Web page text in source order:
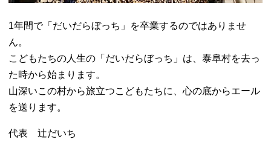
1年間で「だいだらぼっち」を卒業するのではありませ
ん。
こどもたちの人生の「だいだらぼっち」は、泰阜村を去っ
た時から始まります。
山深いこの村から旅立つこどもたちに、心の底からエール
を送ります。
代表 辻だいち